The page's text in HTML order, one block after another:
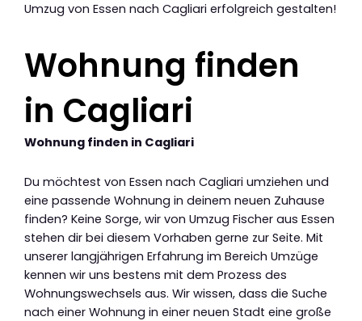
Umzug von Essen nach Cagliari erfolgreich gestalten!
Wohnung finden
in Cagliari
Wohnung finden in Cagliari
Du möchtest von Essen nach Cagliari umziehen und
eine passende Wohnung in deinem neuen Zuhause
finden? Keine Sorge, wir von Umzug Fischer aus Essen
stehen dir bei diesem Vorhaben gerne zur Seite. Mit
unserer langjährigen Erfahrung im Bereich Umzüge
kennen wir uns bestens mit dem Prozess des
Wohnungswechsels aus. Wir wissen, dass die Suche
nach einer Wohnung in einer neuen Stadt eine große